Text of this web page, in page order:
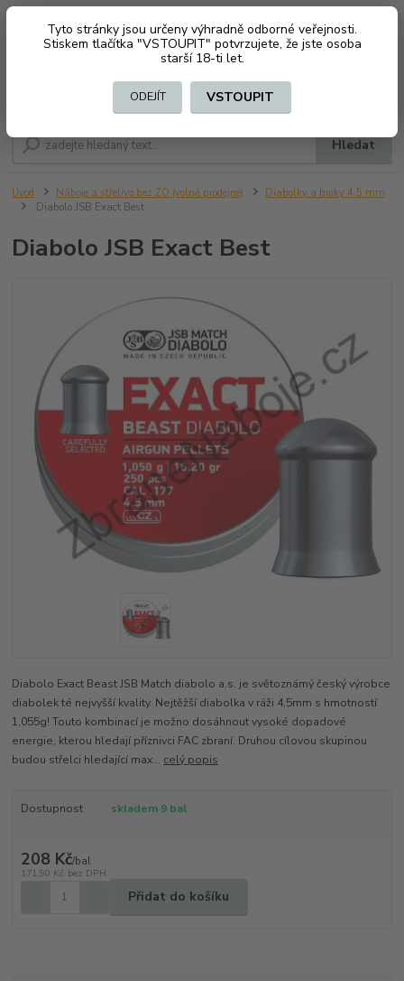
Tyto stránky jsou určeny výhradně odborné veřejnosti.
Stiskem tlačítka "VSTOUPIT" potvrzujete, že jste osoba
starší 18-ti let.
ODEJÍT VSTOUPIT
CZK
Hledat
+420 603794370 za0 Kč
Úvod Náboje a střelivo bez ZO (volně prodejné)
Diabolky a broky 4,5 mm
Diabolo JSB Exact Best
Diabolo JSB Exact Best
Diabolo Exact Beast JSB Match diabolo a.s. je světoznámý český výrobce
diabolek té nejvyšší kvality. Nejtěžší diabolka v ráži 4,5mm s hmotností
1,055g! Touto kombinací je možno dosáhnout vysoké dopadové
energie, kterou hledají příznivci FAC zbraní. Druhou cílovou skupinou
budou střelci hledající max... celý popis
Dostupnost skladem 9 bal
208 Kč/bal
171,90 Kč bez DPH
Přidat do košíku